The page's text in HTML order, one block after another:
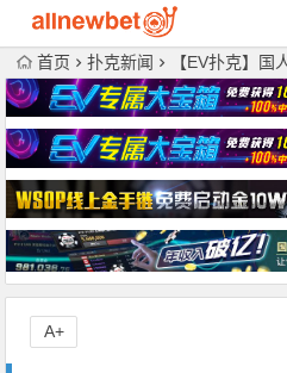
首页 扑克新闻 【EV扑克】国人APL势不可
A+